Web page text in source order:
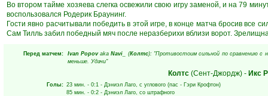
Во втором тайме хозяева слегка освежили свою игру заменой, и на 79
воспользовался Родерик Браунинг.
Гости явно расчитывали победить в этой игре, в конце матча бросив все
Сам Тилль забил победный мяч после неразберихи вблизи ворот.
Перед матчем: Ivan Popov aka Navi_ (Колтс): "Противостоим сильной по сравнению с
меньше. Удачи"
Колтс (Сент-Джордж) - Икс
Голы: 23 мин. - 0:1 - Дэниэл Лаго, с углового (пас - Гэри Крофтон)
85 мин. - 0:2 - Дэниэл Лаго, со штрафного